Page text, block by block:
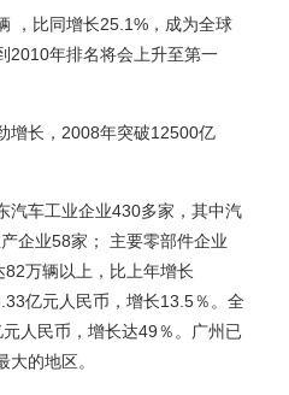
，比同增长25.1%，成为全球
2010年排名将会上升至第一
增长，2008年突破12500亿
汽车工业企业430多家，其中汽
企业58家； 主要零部件企业
万辆以上，比上年增长
亿元人民币，增长13.5％。全
人民币，增长达49％。广州已
的地区。